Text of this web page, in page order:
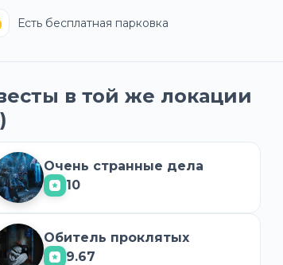
Есть бесплатная парковка
в той же локации
)
Очень странные дела
10
Обитель проклятых
9.67